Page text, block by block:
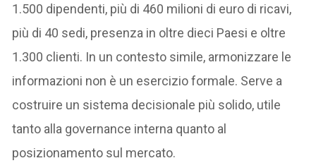
1.500 dipendenti, più di 460 milioni di euro di ricavi,
più di 40 sedi, presenza in oltre dieci Paesi e oltre
1.300 clienti. In un contesto simile, armonizzare le
informazioni non è un esercizio formale. Serve a
costruire un sistema decisionale più solido, utile
tanto alla governance interna quanto al
posizionamento sul mercato.